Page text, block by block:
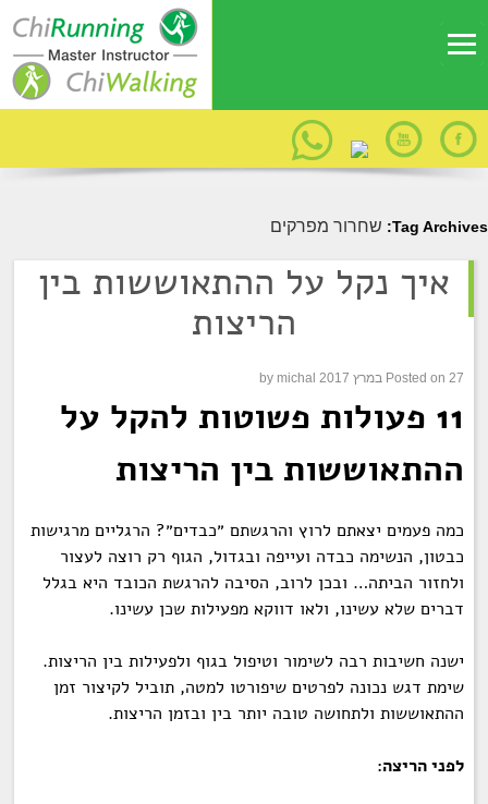
Tag Archives: שחרור מפרקים
איך נקל על ההתאוששות בין
הריצות
Posted on 27 במרץ 2017 by michal
11 פעולות פשוטות להקל על
ההתאוששות בין הריצות
כמה פעמים יצאתם לרוץ והרגשתם ״כבדים״? הרגליים מרגישות
כבטון, הנשימה כבדה ועייפה ובגדול, הגוף רק רוצה לעצור
ולחזור הביתה… ובכן לרוב, הסיבה להרגשת הכובד היא בגלל
דבריםשלא עשינו, ולאו דווקא מפעילות שכן עשינו.
ישנה חשיבות רבה לשימור וטיפול בגוף ולפעילות בין הריצות.
שימת דגש נכונה לפרטים שיפורטו למטה, תוביל לקיצור זמן
ההתאוששות ולתחושה טובה יותר בין ובזמן הריצות.
לפני הריצה: